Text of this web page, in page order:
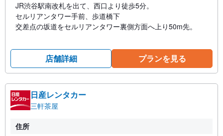
JR渋谷駅南改札を出て、西口より徒歩5分。
セルリアンタワー手前、歩道橋下
交差点の坂道をセルリアンタワー裏側方面へ上り50m先。
店舗詳細 プランを見る
日産レンタカー
三軒茶屋
住所